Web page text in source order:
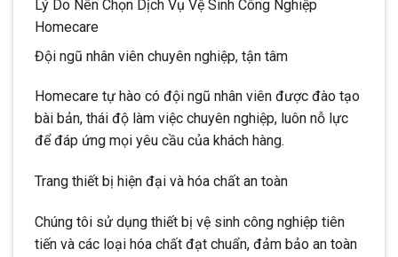
Lý Do Nên Chọn Dịch Vụ Vệ Sinh Công Nghiệp
Homecare
Đội ngũ nhân viên chuyên nghiệp, tận tâm
Homecare tự hào có đội ngũ nhân viên được đào tạo
bài bản, thái độ làm việc chuyên nghiệp, luôn nỗ lực
để đáp ứng mọi yêu cầu của khách hàng.
Trang thiết bị hiện đại và hóa chất an toàn
Chúng tôi sử dụng thiết bị vệ sinh công nghiệp tiên
tiến và các loại hóa chất đạt chuẩn, đảm bảo an toàn